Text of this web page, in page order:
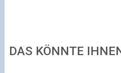
DAS KÖNNTE